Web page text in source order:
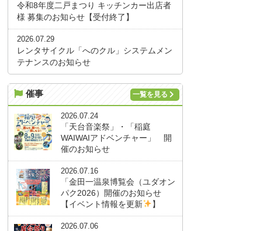
令和8年度二戸まつり キッチンカー出店者
様 募集のお知らせ【受付終了】
2026.07.29
レンタサイクル「へのクル」システムメン
テナンスのお知らせ
催事 一覧を見る
2026.07.24
「天台音楽祭」・「稲庭
WAIWAIアドベンチャー」 開
催のお知らせ
2026.07.16
「金田一温泉博覧会（ユダオン
パク2026）開催のお知らせ
【イベント情報を更新
】
2026.07.06